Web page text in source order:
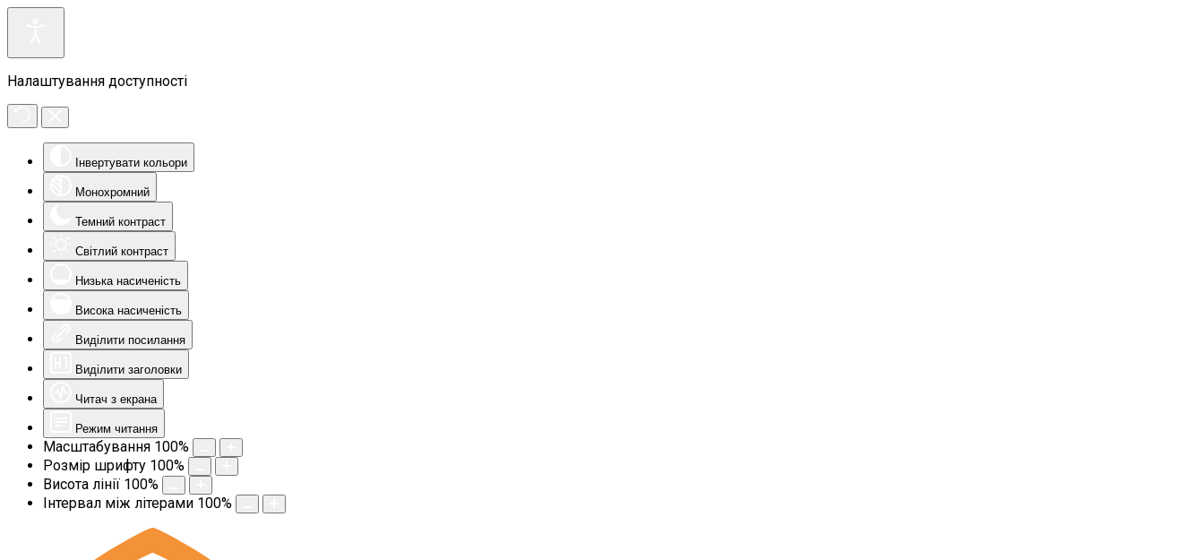
Налаштування доступності
Інвертувати кольори
Монохромний
Темний контраст
Світлий контраст
Низька насиченість
Висока насиченість
Виділити посилання
Виділити заголовки
Читач з екрана
Режим читання
Масштабування 100%
Розмір шрифту 100%
Висота лінії 100%
Інтервал між літерами 100%